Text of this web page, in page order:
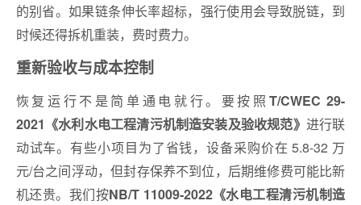
的别省。如果链条伸长率超标，强行使用会导致脱链，到
时候还得拆机重装，费时费力。
重新验收与成本控制
恢复运行不是简单通电就行。要按照 T/CWEC 29-
2021《水利水电工程清污机制造安装及验收规范》 进行联
动试车。有些小项目为了省钱，设备采购价在 5.8-32 万
元/台之间浮动，但封存保养不到位，后期维修费可能比新
机还贵。我们按NB/T 11009‑2022《水电工程清污机制造